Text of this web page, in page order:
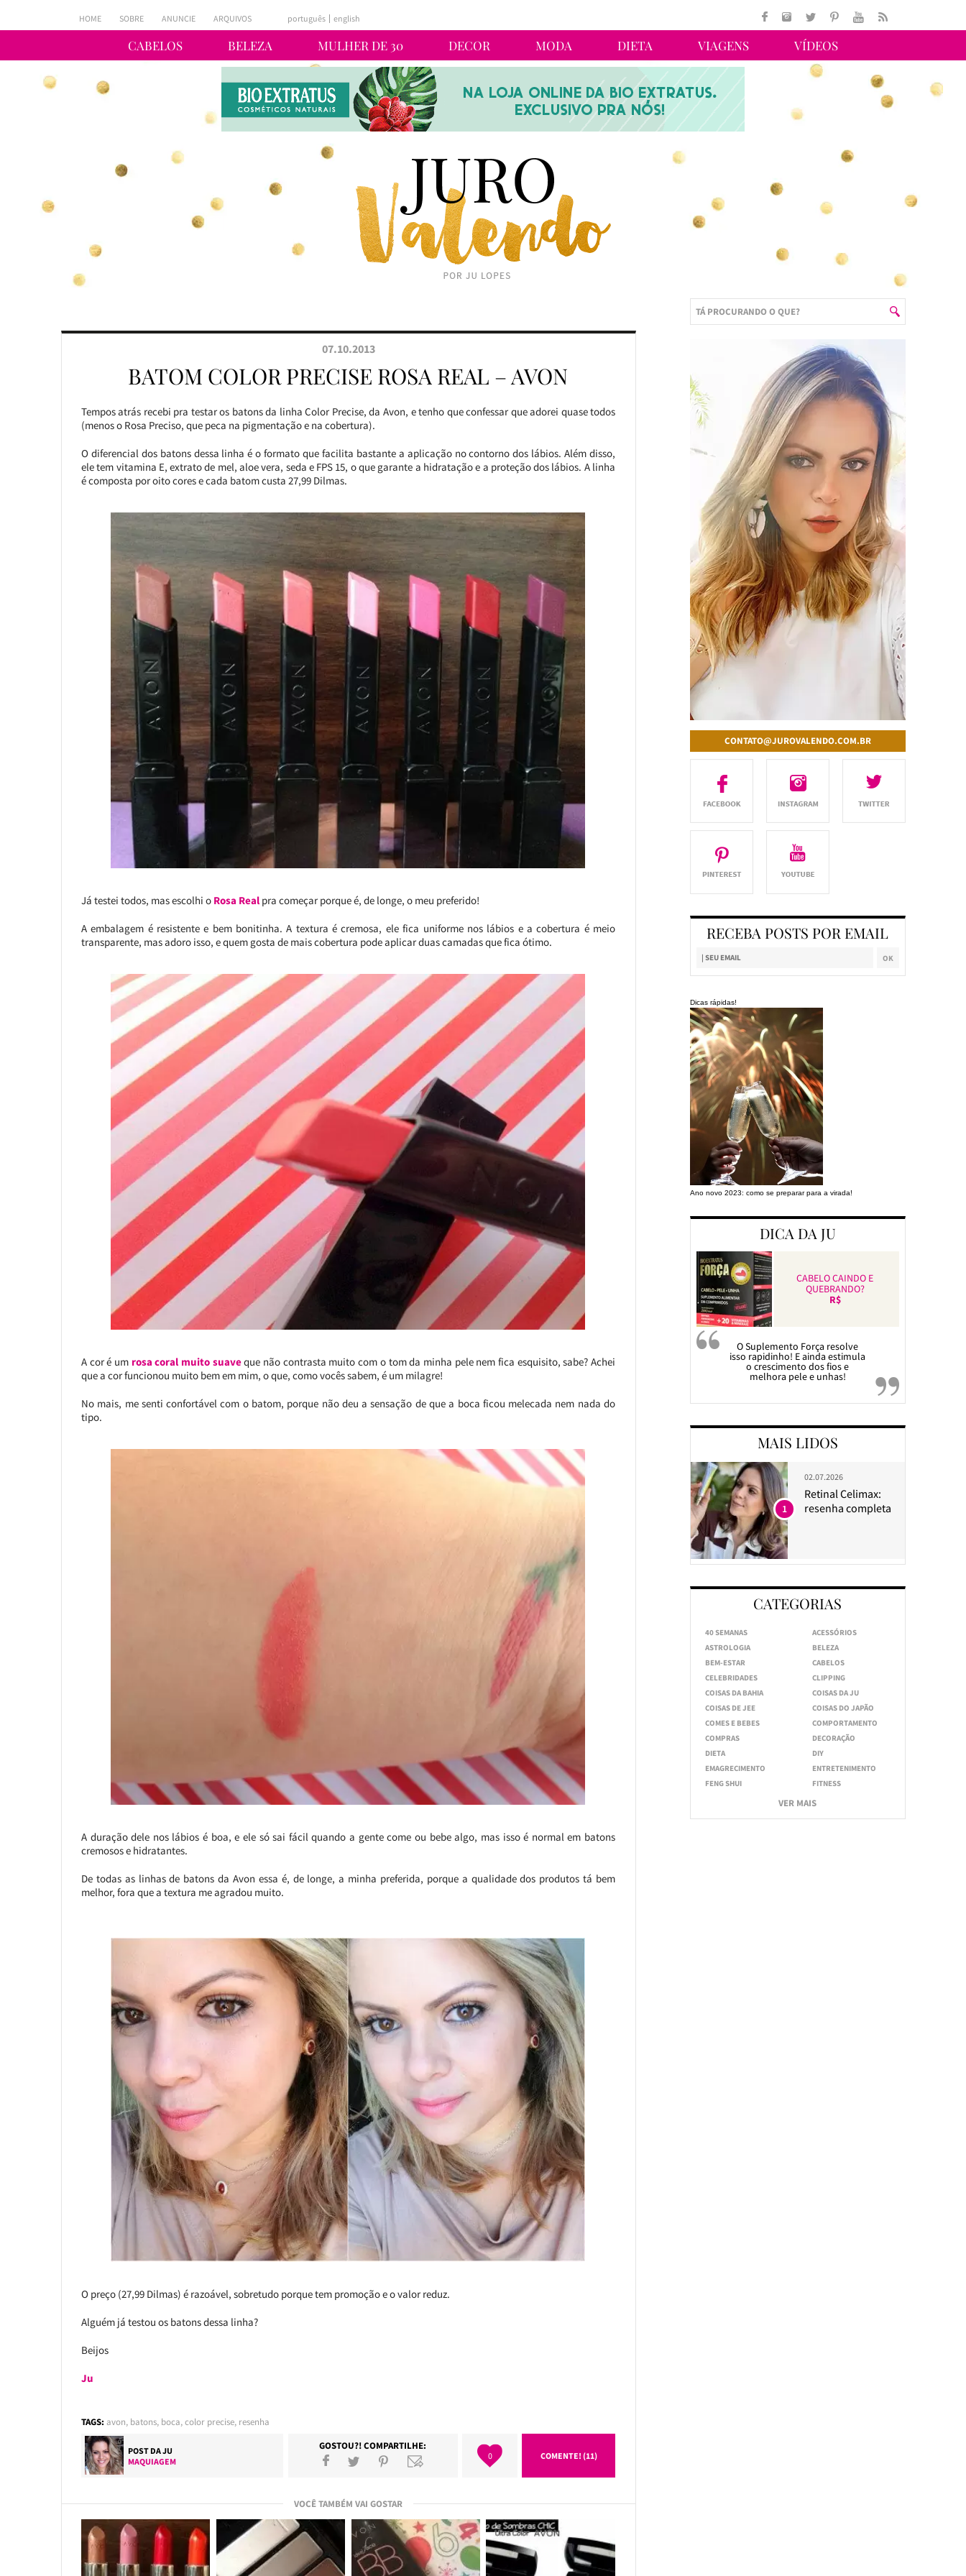
CABELOS BELEZA MULHER DE 30 DECOR MODA DIETA VIAGENS VÍDEOS
HOME SOBRE ANUNCIE ARQUIVOS português english
07.10.2013
BATOM COLOR PRECISE ROSA REAL – AVON
Tempos atrás recebi pra testar os batons da linha Color Precise, da Avon, e tenho que confessar que adorei quase todos
(menos o Rosa Preciso, que peca na pigmentação e na cobertura).
O diferencial dos batons dessa linha é o formato que facilita bastante a aplicação no contorno dos lábios. Além disso,
ele tem vitamina E, extrato de mel, aloe vera, seda e FPS 15, o que garante a hidratação e a proteção dos lábios. A linha
é composta por oito cores e cada batom custa 27,99 Dilmas.
Já testei todos, mas escolhi o Rosa Realpra começar porque é, de longe, o meu preferido!
A embalagem é resistente e bem bonitinha. A textura é cremosa, ele fica uniforme nos lábios e a cobertura é meio
transparente, mas adoro isso, e quem gosta de mais cobertura pode aplicar duas camadas que fica ótimo.
A cor é umrosa coral muito suaveque não contrasta muito com o tom da minha pele nem fica esquisito, sabe? Achei
que a cor funcionou muito bem em mim, o que, como vocês sabem, é um milagre!
No mais, me senti confortável com o batom, porque não deu a sensação de que a boca ficou melecada nem nada do
tipo.
A duração dele nos lábios é boa, e ele só sai fácil quando a gente come ou bebe algo, mas isso é normal em batons
cremosos e hidratantes.
De todas as linhas de batons da Avon essa é, de longe, a minha preferida, porque a qualidade dos produtos tá bem
melhor, fora que a textura me agradou muito.
O preço (27,99 Dilmas) é razoável, sobretudo porque tem promoção e o valor reduz.
Alguém já testou os batons dessa linha?
Beijos
Ju
TAGS: avon, batons, boca,color precise, resenha
POST DAJU
MAQUIAGEM
GOSTOU?! COMPARTILHE:
0 COMENTE! (11)
VOCÊ TAMBÉM VAI GOSTAR
CONTATO@JUROVALENDO.COM.BR
RECEBA POSTS POR EMAIL
Dicas rápidas!
Ano novo 2023: como se preparar para a virada!
DICA DA JU
CABELO CAINDO E
QUEBRANDO?
R$
O Suplemento Força resolve
isso rapidinho! E ainda estimula
o crescimento dos fios e
melhora pele e unhas!
MAIS LIDOS
02.07.2026
Retinal Celimax:
resenha completa
1
CATEGORIAS
40 SEMANAS
ACESSÓRIOS
ASTROLOGIA
BELEZA
BEM-ESTAR
CABELOS
CELEBRIDADES
CLIPPING
COISAS DA BAHIA
COISAS DA JU
COISAS DE JEE
COISAS DO JAPÃO
COMES E BEBES
COMPORTAMENTO
COMPRAS
DECORAÇÃO
DIETA
DIY
EMAGRECIMENTO
ENTRETENIMENTO
FENG SHUI
FITNESS
VER MAIS